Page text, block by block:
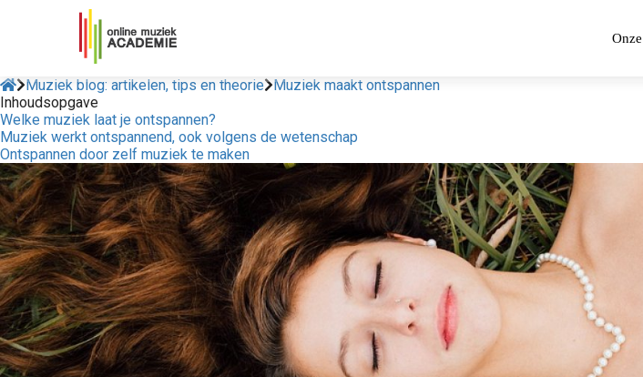
Muziek blog: artikelen, tips en theorie Muziek maakt ontspannen
Inhoudsopgave
Welke muziek laat je ontspannen?
Muziek werkt ontspannend, ook volgens de wetenschap
Ontspannen door zelf muziek te maken